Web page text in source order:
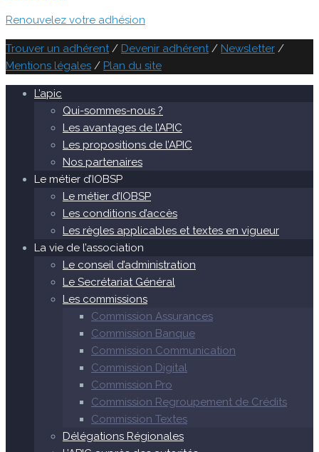
Renouvelez votre adhésion
Trouver un adhérent / Devenir adhérent/ Newsletter /
Mentions légales / Plan du site
L’apic
Qui-sommes-nous ?
Les avantages de l’APIC
Les propositions de l’APIC
Nos partenaires
Le métier d’IOBSP
Le métier d’IOBSP
Les conditions d’accès
Les règles applicables et textes en vigueur
La vie de l’association
Le conseil d’administration
Le Secrétariat Général
Les commissions
Commission Assurances
Commission Banque
Commission Communication
Commission Digital
Commission Pro
Commission Regroupement de Crédits
Commission Textes
Délégations Régionales